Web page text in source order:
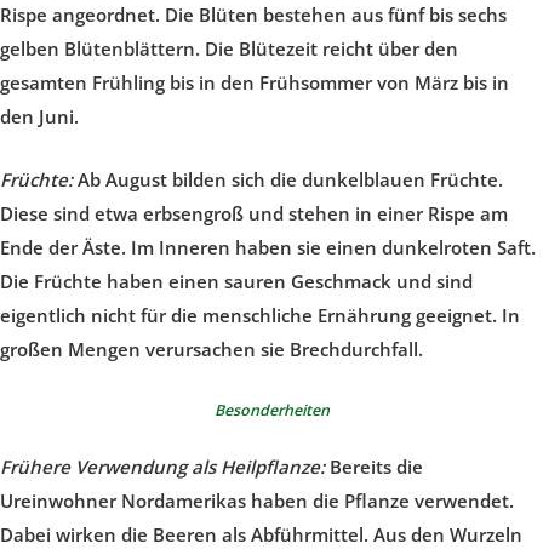
Rispe angeordnet. Die Blüten bestehen aus fünf bis sechs
gelben Blütenblättern. Die Blütezeit reicht über den
gesamten Frühling bis in den Frühsommer von März bis in
den Juni.
Früchte:Ab August bilden sich die dunkelblauen Früchte.
Diese sind etwa erbsengroß und stehen in einer Rispe am
Ende der Äste. Im Inneren haben sie einen dunkelroten Saft.
Die Früchte haben einen sauren Geschmack und sind
eigentlich nicht für die menschliche Ernährung geeignet. In
großen Mengen verursachen sie Brechdurchfall.
Besonderheiten
Frühere Verwendung als Heilpflanze:Bereits die
Ureinwohner Nordamerikas haben die Pflanze verwendet.
Dabei wirken die Beeren als Abführmittel. Aus den Wurzeln